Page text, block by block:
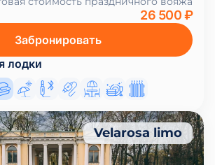
26 500 ₽
Забронировать
лодки
Velarosa limo